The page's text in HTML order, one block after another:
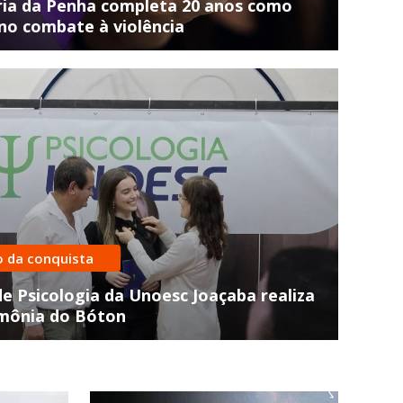
com arma de choque
é preso por violência
e tráfico de drogas em
d´Oeste
da Penha completa 20 anos como
combate à violência
da conquista
Psicologia da Unoesc Joaçaba realiza
do Bóton